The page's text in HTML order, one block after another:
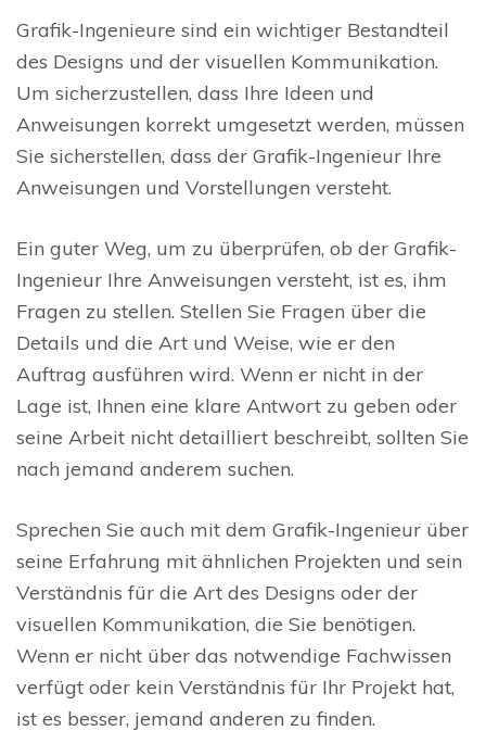
Grafik-Ingenieure sind ein wichtiger Bestandteil
des Designs und der visuellen Kommunikation.
Um sicherzustellen, dass Ihre Ideen und
Anweisungen korrekt umgesetzt werden, müssen
Sie sicherstellen, dass der Grafik-Ingenieur Ihre
Anweisungen und Vorstellungen versteht.
Ein guter Weg, um zu überprüfen, ob der Grafik-
Ingenieur Ihre Anweisungen versteht, ist es, ihm
Fragen zu stellen. Stellen Sie Fragen über die
Details und die Art und Weise, wie er den
Auftrag ausführen wird. Wenn er nicht in der
Lage ist, Ihnen eine klare Antwort zu geben oder
seine Arbeit nicht detailliert beschreibt, sollten Sie
nach jemand anderem suchen.
Sprechen Sie auch mit dem Grafik-Ingenieur über
seine Erfahrung mit ähnlichen Projekten und sein
Verständnis für die Art des Designs oder der
visuellen Kommunikation, die Sie benötigen.
Wenn er nicht über das notwendige Fachwissen
verfügt oder kein Verständnis für Ihr Projekt hat,
ist es besser, jemand anderen zu finden.